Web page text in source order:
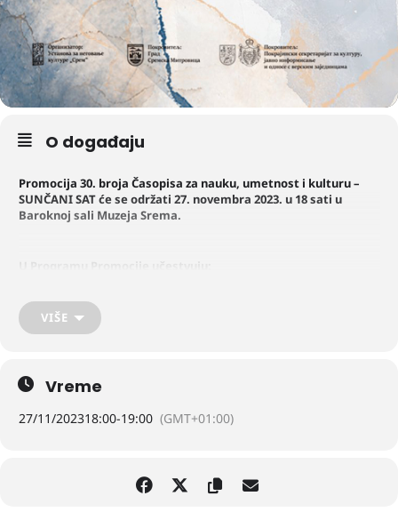
O događaju
Promocija 30. broja Časopisa za nauku, umetnost i kulturu –
SUNČANI SAT će se održati 27. novembra 2023. u 18 sati u
Baroknoj sali Muzeja Srema.
Vuruna, istoričar umetnosti, Dejan Mostarlić, istoričar i Nenad
Radmanović, istoričar.
Kreativni studio i tetar „Gartel” i Branko Badžić.
VIŠE
Vreme
27/11/202318:00-19:00 (GMT+01:00)